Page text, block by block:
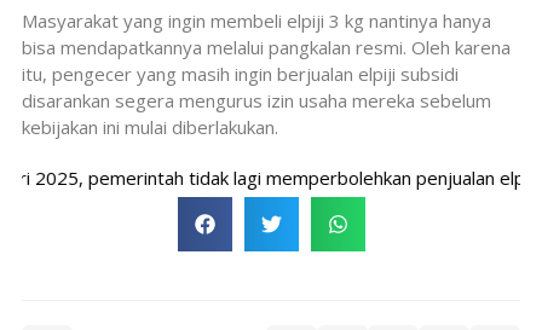
Masyarakat yang ingin membeli elpiji 3 kg nantinya hanya
bisa mendapatkannya melalui pangkalan resmi. Oleh karena
itu, pengecer yang masih ingin berjualan elpiji subsidi
disarankan segera mengurus izin usaha mereka sebelum
kebijakan ini mulai diberlakukan.
2025, pemerintah tidak lagi memperbolehkan penjualan elpiji